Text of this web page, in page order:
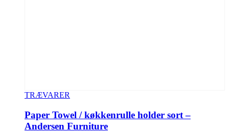
TRÆVARER
Paper Towel / køkkenrulle holder sort –
Andersen Furniture